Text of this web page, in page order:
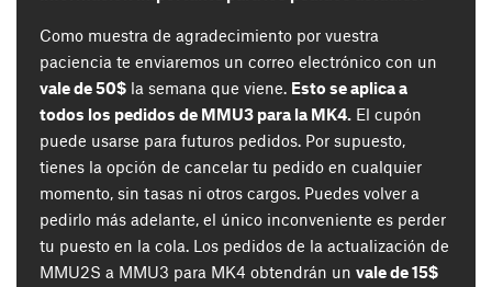
Como muestra de agradecimiento por vuestra
paciencia te enviaremos un correo electrónico con un
vale de 50$ la semana que viene. Esto se aplica a
todos los pedidos de MMU3 para la MK4. El cupón
puede usarse para futuros pedidos. Por supuesto,
tienes la opción de cancelar tu pedido en cualquier
momento, sin tasas ni otros cargos. Puedes volver a
pedirlo más adelante, el único inconveniente es perder
tu puesto en la cola. Los pedidos de la actualización de
MMU2S a MMU3 para MK4 obtendrán un vale de 15$